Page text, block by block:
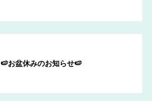
🍉お盆休みのお知らせ🍉